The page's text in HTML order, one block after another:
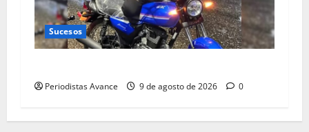
Sucesos
Periodistas Avance 9 de agosto de 2026 0